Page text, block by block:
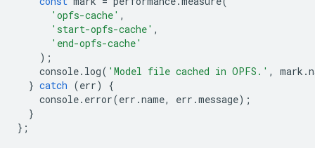
'opfs-cache' ,
'start-opfs-cache' ,
'end-opfs-cache'
);
console. log( 'Model file cached in OPFS.' , mark .
} catch (err)
{
console. error(err .name, err .message);
}
};